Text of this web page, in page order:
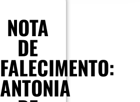
NOTA
DE
FALECIMENTO:
ANTONIA